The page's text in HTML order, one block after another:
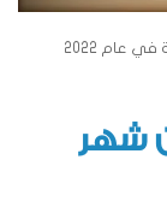
في عام 2022
شهر